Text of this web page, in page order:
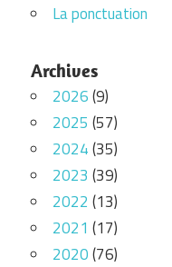
La ponctuation
Archives
2026(9)
2025 (57)
2024(35)
2023 (39)
2022 (13)
2021 (17)
2020(76)